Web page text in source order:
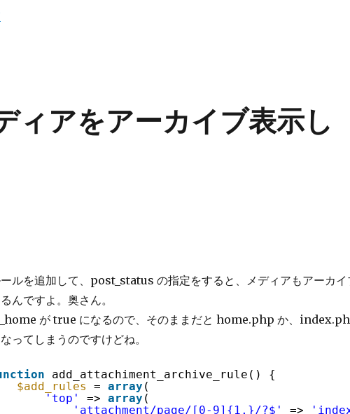
ページのみパーマリンクを変更する方法” の
ィアをアーカイブ表示し
ルを追加して、post_status の指定をすると、メディアもアーカイ
んですよ。奥さん。
が true になるので、そのままだと home.php か、
ってしまうのですけどね。
add_attachiment_archive_rule() {
$add_rules
= array (
'top'
=> array (
'attachment/page/[0-9]{1,}/?$'
=>